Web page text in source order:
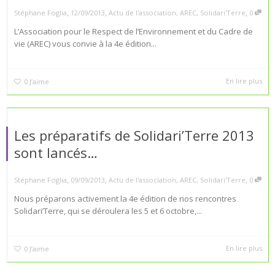
Stéphane Foglia, 12/09/2013, Actu de l'association, AREC, Solidari'Terre, 0
L’Association pour le Respect de l’Environnement et du Cadre de
vie (AREC) vous convie à la 4e édition...
0 J’aime En lire plus
Les préparatifs de Solidari’Terre 2013
sont lancés…
Stéphane Foglia, 09/09/2013, Actu de l'association, AREC, Solidari'Terre, 0
Nous préparons activement la 4e édition de nos rencontres
Solidari’Terre, qui se déroulera les 5 et 6 octobre,...
0 J’aime En lire plus